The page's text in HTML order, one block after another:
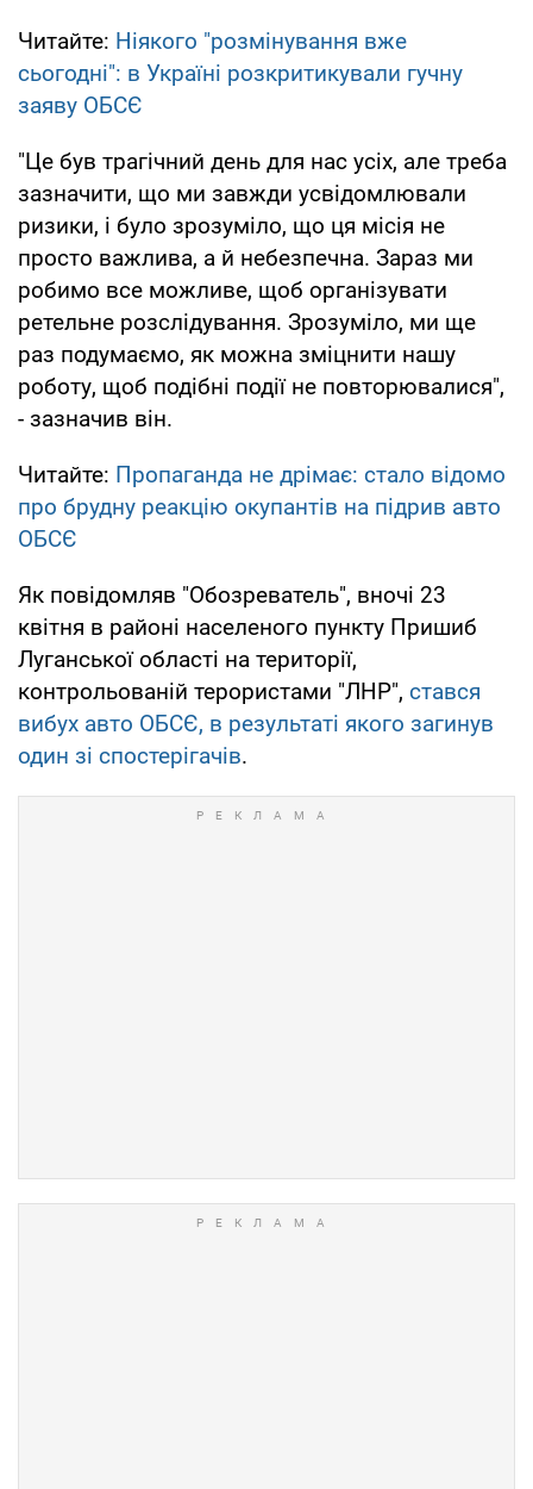
Читайте: Ніякого "розмінування вже
сьогодні": в Україні розкритикували гучну
заяву ОБСЄ
"Це був трагічний день для нас усіх, але треба
зазначити, що ми завжди усвідомлювали
ризики, і було зрозуміло, що ця місія не
просто важлива, а й небезпечна. Зараз ми
робимо все можливе, щоб організувати
ретельне розслідування. Зрозуміло, ми ще
раз подумаємо, як можна зміцнити нашу
роботу, щоб подібні події не повторювалися",
- зазначив він.
Читайте: Пропаганда не дрімає: стало відомо
про брудну реакцію окупантів на підрив авто
ОБСЄ
Як повідомляв "Обозреватель", вночі 23
квітня в районі населеного пункту Пришиб
Луганської області на території,
контрольованій терористами "ЛНР", стався
вибух авто ОБСЄ, в результаті якого загинув
один зі спостерігачів.